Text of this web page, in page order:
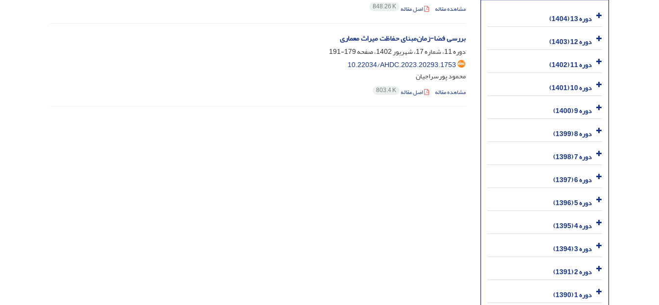
مشاهده مقاله اصل مقاله 848.26 K
بررسی فضا-زمان‌مبنای حفاظت میراث معماری
دوره 11، شماره 17، شهریور 1402، صفحه
179-191
10.22034/AHDC.2023.20293.1753
محمود پورسراجیان
مشاهده مقاله اصل مقاله 803.4 K
دوره 13 (1404)
دوره 12 (1403)
دوره 11 (1402)
دوره 10 (1401)
دوره 9 (1400)
دوره 8 (1399)
دوره 7 (1398)
دوره 6 (1397)
دوره 5 (1396)
دوره 4 (1395)
دوره 3 (1394)
دوره 2 (1391)
دوره 1 (1390)